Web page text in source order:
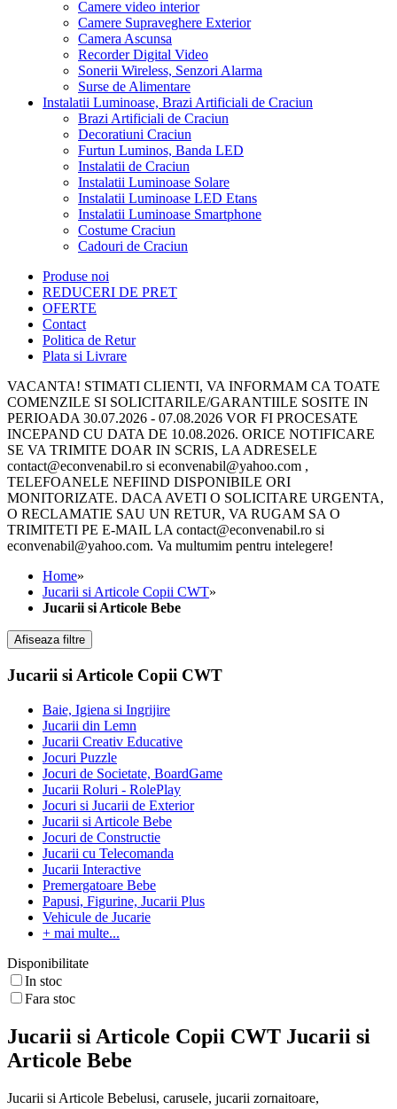
Camere video interior
Camere Supraveghere Exterior
Camera Ascunsa
Recorder Digital Video
Sonerii Wireless, Senzori Alarma
Surse de Alimentare
Instalatii Luminoase, Brazi Artificiali de Craciun
Brazi Artificiali de Craciun
Decoratiuni Craciun
Furtun Luminos, Banda LED
Instalatii de Craciun
Instalatii Luminoase Solare
Instalatii Luminoase LED Etans
Instalatii Luminoase Smartphone
Costume Craciun
Cadouri de Craciun
Produse noi
REDUCERI DE PRET
OFERTE
Contact
Politica de Retur
Plata si Livrare
VACANTA! STIMATI CLIENTI, VA INFORMAM CA TOATE
COMENZILE SI SOLICITARILE/GARANTIILE SOSITE IN
PERIOADA 30.07.2026 - 07.08.2026 VOR FI PROCESATE
INCEPAND CU DATA DE 10.08.2026. ORICE NOTIFICARE
SE VA TRIMITE DOAR IN SCRIS, LA ADRESELE
contact@econvenabil.ro si econvenabil@yahoo.com ,
TELEFOANELE NEFIIND DISPONIBILE ORI
MONITORIZATE. DACA AVETI O SOLICITARE URGENTA,
O RECLAMATIE SAU UN RETUR, VA RUGAM SA O
TRIMITETI PE E-MAIL LA contact@econvenabil.ro si
econvenabil@yahoo.com. Va multumim pentru intelegere!
Home»
Jucarii si Articole Copii CWT»
Jucarii si Articole Bebe
Afiseaza filtre
Jucarii si Articole Copii CWT
Baie, Igiena si Ingrijire
Jucarii din Lemn
Jucarii Creativ Educative
Jocuri Puzzle
Jocuri de Societate, BoardGame
Jucarii Roluri - RolePlay
Jocuri si Jucarii de Exterior
Jucarii si Articole Bebe
Jocuri de Constructie
Jucarii cu Telecomanda
Jucarii Interactive
Premergatoare Bebe
Papusi, Figurine, Jucarii Plus
Vehicule de Jucarie
+ mai multe...
Disponibilitate
In stoc
Fara stoc
Jucarii si Articole Copii CWT Jucarii si
Articole Bebe
Jucarii si Articole Bebelusi, carusele, jucarii zornaitoare,